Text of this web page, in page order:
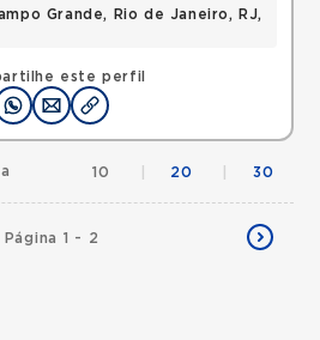
este perfil
Grande, Rio de Janeiro, RJ,
Página 1 - 2
10 20 30